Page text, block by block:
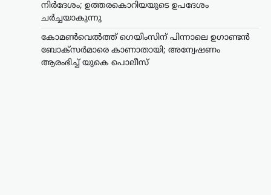
നിർദേശം; ഉത്തരകൊറിയയുടെ ഉപദേശം
ചർച്ചയാകുന്നു
കോമൺവെൽത്ത് ഗെയിംസിന് പിന്നാലെ ഉഗാണ്ടൻ
ബോക്സർമാരെ കാണാതായി; അന്വേഷണം
ആരംഭിച്ച് യുകെ പൊലീസ്